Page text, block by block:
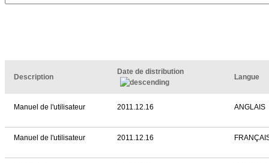
Description
Date de distribution
Langue
Manuel de l'utilisateur 2011.12.16 ANGLAIS
Manuel de l'utilisateur 2011.12.16